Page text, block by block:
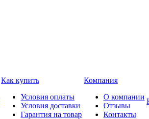
Как купить
Условия оплаты
Условия доставки
Гарантия на товар
Компания
О компании
Отзывы
Контакты